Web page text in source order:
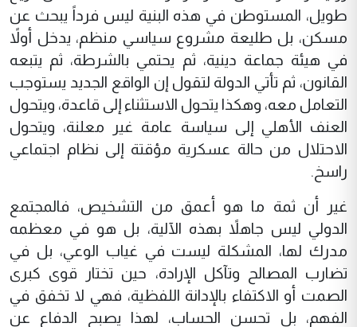
طويل، المستوطن في هذه البنية ليس فرداً يبحث عن
مسكن، بل طليعة مشروع سياسي منظم، يدخل أولاً
في هيئة جماعة دينية، ثم يحتمي بالشرطة، ثم يتبعه
القانون، ثم تأتي الدولة لتقول إن الواقع الجديد يستوجب
التعامل معه، وهكذا يتحول الاستثناء إلى قاعدة، ويتحول
العنف الأهلي إلى سياسة عامة غير معلنة، ويتحول
الاحتلال من حالة عسكرية مؤقتة إلى نظام اجتماعي
راسخ.
غير أن ثمة ما هو أعمق من التشخيص، فالمجتمع
الدولي ليس جاهلاً بهذه الآلية، بل هو في معظمه
مدرك لها، المشكلة ليست في غياب الوعي، بل في
تضارب المصالح وتآكل الإرادة، حين تختار قوى كبرى
الصمت أو الاكتفاء بالإدانة اللفظية، فهي لا تخفق في
الفهم، بل تحسن الحساب، لهذا يصبح الدفاع عن